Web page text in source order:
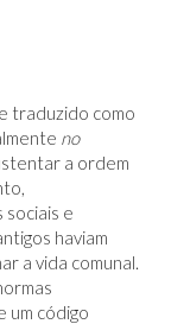
traduzido como
no
a ordem
sociais e
haviam
a vida comunal.
um código